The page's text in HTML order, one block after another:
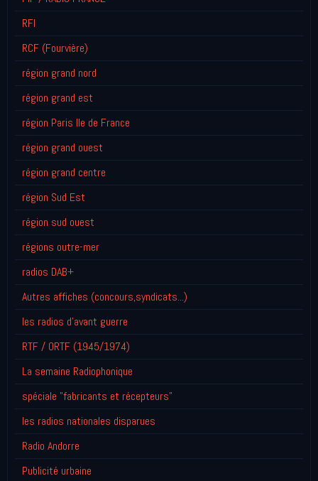
RFI
RCF (Fourvière)
région grand nord
région grand est
région Paris Ile de France
région grand ouest
région grand centre
région Sud Est
région sud ouest
régions outre-mer
radios DAB+
Autres affiches (concours,syndicats...)
les radios d'avant guerre
RTF / ORTF (1945/1974)
La semaine Radiophonique
spéciale "fabricants et récepteurs"
les radios nationales disparues
Radio Andorre
Publicité urbaine